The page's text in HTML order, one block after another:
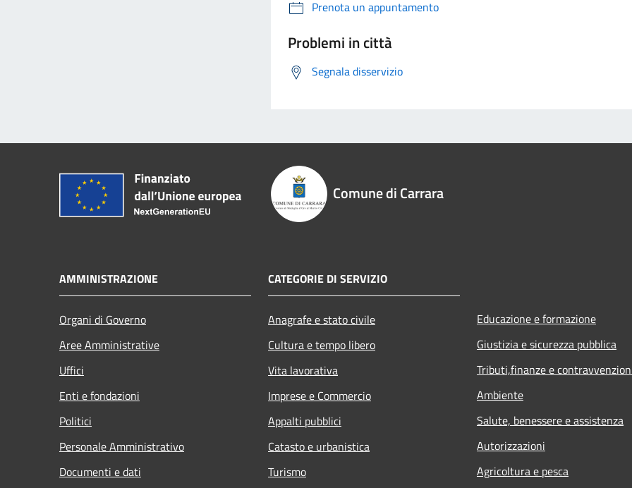
Prenota un appuntamento
Problemi in città
Segnala disservizio
Comune di Carrara
AMMINISTRAZIONE
Organi di Governo
Aree Amministrative
Uffici
Enti e fondazioni
Politici
Personale Amministrativo
Documenti e dati
CATEGORIE DI SERVIZIO
Anagrafe e stato civile
Cultura e tempo libero
Vita lavorativa
Imprese e Commercio
Appalti pubblici
Catasto e urbanistica
Turismo
Educazione e formazione
Giustizia e sicurezza pubblica
Tributi,finanze e
Ambiente
Salute, benessere e assistenza
Autorizzazioni
Agricoltura e pesca